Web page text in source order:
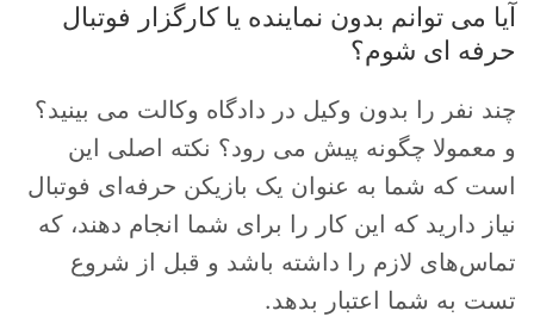
آیا می توانم بدون نماینده یا کارگزار فوتبال
حرفه ای شوم؟
چند نفر را بدون وکیل در دادگاه وکالت می بینید؟
و معمولا چگونه پیش می رود؟ نکته اصلی این
است که شما به عنوان یک بازیکن حرفه‌ای فوتبال
نیاز دارید که این کار را برای شما انجام دهند، که
تماس‌های لازم را داشته باشد و قبل از شروع
تست به شما اعتبار بدهد.